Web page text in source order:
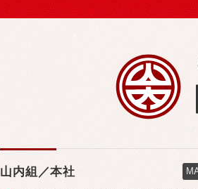
山内組／本社